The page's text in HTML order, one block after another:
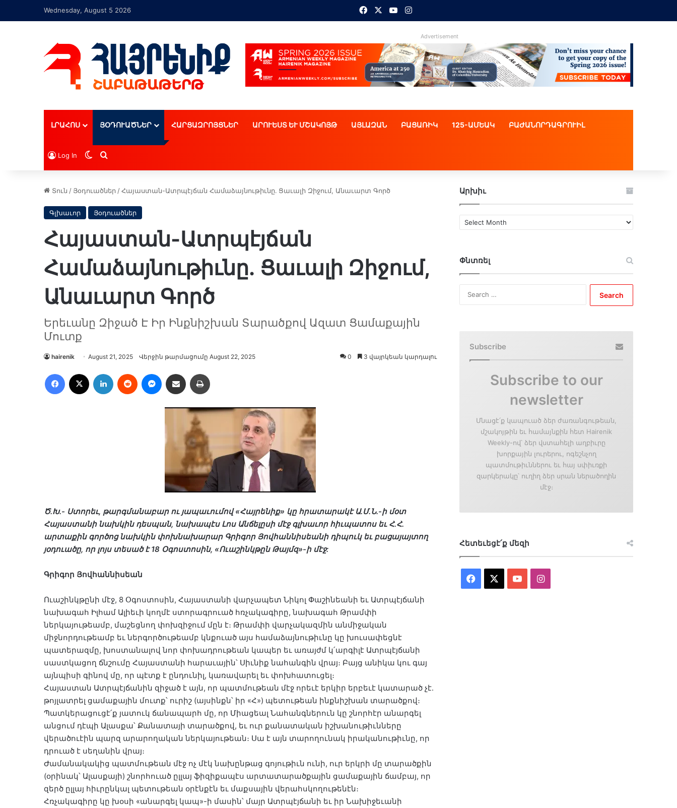
Wednesday, August 5 2026 FacebookYouTubeInstagram
Advertisement
ԼՐԱՀՈՍ ՅՕԴՈՒԱԾՆԵՐ ՀԱՐՑԱԶՐՈՅՑՆԵՐ ԱՐՈՒԵՍՏ ԵՒ ՄՇԱԿՈՅԹ ԱՅԼԱԶԱՆ ԲԱՑԱՌԻԿ 125-ԱՄԵԱԿ ԲԱԺԱՆՈՐԴԱԳՐՈՒԻԼ
Log In Switch skin
Տուն / Յօդուածներ /Հայաստան-Ատրպէյճան Համաձայնութիւնը․ Ցաւալի Զիջում, Անաւարտ Գործ
Գլխաւոր Յօդուածներ
Հայաստան-Ատրպէյճան
Համաձայնութիւնը․ Ցաւալի Զիջում,
Անաւարտ Գործ
Երեւանը Զիջած Է Իր Ինքնիշխան Տարածքով Ազատ Ցամաքային
Մուտք
hairenik August 21, 2025 Վերջին թարմացումը August 22, 2025 0 3 վայրկեան կարդալու
Facebook LinkedIn Reddit MessengerՈւղարկել նամակ
Ծ․Խ․- Ստորեւ, թարգմանաբար ու յապաւումով «Հայրենիք» կը հրատարակէ Ա․Մ․Ն․-ի մօտ
Հայաստանի նախկին դեսպան, նախապէս Լոս Անճելըսի մէջ գլխաւոր հիւպատոս եւ Հ․Հ․
արտաքին գործոց նախկին փոխնախարար Գրիգոր Յովհաննիսեանի դիպուկ եւ բացայայտող
յօդուածը, որ լոյս տեսած է 18 Օգոստոսին, «Ուաշինկթըն Թայմզ»-ի մէջ:
Գրիգոր Յովհաննիսեան
Ուաշինկթընի մէջ, 8 Օգոստոսին, Հայաստանի վարչապետ Նիկոլ Փաշինեանի եւ Ատրպէյճանի
նախագահ Իլհամ Ալիեւի կողմէ ստորագրուած հռչակագիրը, նախագահ Թրամփի
ներկայութեամբ, մաշեցնող փոխզիջում մըն է։ Թրամփի վարչակազմին անմիջական
միջնորդութեամբ եւ ներգործութեամբ կնքուած այս համաձայնութիւնը կը խուսափեցնէ
պատերազմը, խոստանալով նոր փոխադրութեան կապեր եւ առայժմ կ՛արգիլէ Ատրպէյճանի
սաստկացող ճնշումը Հայաստանի հարաւային՝ Սիւնիք նահանգին վրայ։ Բայց անիկա կու գայ
այնպիսի գինով մը, որ պէտք է ընդունիլ, կառավարել եւ փոխհատուցել։
Հայաստան Ատրպէյճանին զիջած է այն, որ պատմութեան մէջ որեւէ երկիր երբեւէ կատարած չէ․
թոյլատրել ցամաքային մուտք՝ ուրիշ (այսինքն՝ իր «Հ») պետութեան ինքնիշխան տարածքով։
Պատկերացուցէ՛ք յատուկ ճանապարհ մը, որ Միացեալ Նահանգներուն կը շնորհէր անարգել
անցում դէպի Ալասքա՝ Քանատայի տարածքով, եւ ուր քանատական իշխանութիւնները
վերածուէին պարզ արարողական ներկայութեան։ Սա է այն տարողունակ իրականութիւնը, որ
դրուած է սեղանին վրայ։
Ժամանակակից պատմութեան մէջ ոչ մէկ նախընթաց գոյութիւն ունի, ուր երկրի մը տարածքին
(օրինակ՝ Ալասքայի) շնորհուած ըլլայ ֆիզիքապէս արտատարածքային ցամաքային ճամբայ, որ
զերծ ըլլայ հիւրընկալ պետութեան օրէնքէն եւ մաքսային վերահսկողութենէն։
Հռչակագիրը կը խօսի «անարգել կապ»-ի մասին՝ մայր Ատրպէյճանի եւ իր Նախիջեւանի
Արխիւ
Արխիւ
Փնտռել
Subscribe
Subscribe to our
newsletter
Մնացէ՛ք կապուած ձեր ժառանգութեան,
մշակոյթին եւ համայնքին հետ Hairenik
Weekly-ով՝ ձեր վստահելի աղբիւրը
խորքային լուրերու, ոգեշնչող
պատմութիւններու եւ հայ սփիւռքի
զարկերակը՝ ուղիղ ձեր սրան ներածողին
մէջ։
Հետեւեցէ՛ք մեզի
Facebook YouTubeInstagram